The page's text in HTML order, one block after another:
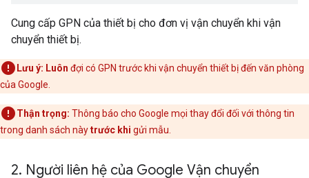
Cung cấp GPN của thiết bị cho đơn vị vận chuyển khi vận
chuyển thiết bị.
Lưu ý: Luôn đợi có GPN trước khi vận chuyển thiết bị đến văn phòng
của Google.
Thận trọng: Thông báo cho Google mọi thay đổi đối với thông tin
trong danh sách nàytrước khi gửi mẫu.
2. Người liên hệ của Google Vận chuyển